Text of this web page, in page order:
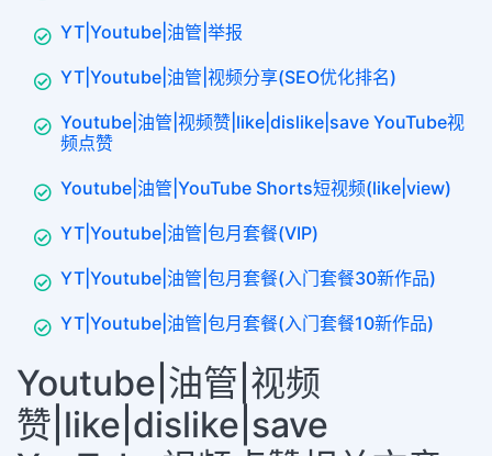
YT|Youtube|油管|举报
YT|Youtube|油管|视频分享(SEO优化排名)
Youtube|油管|视频赞|like|dislike|save YouTube视
频点赞
Youtube|油管|YouTube Shorts短视频(like|view)
YT|Youtube|油管|包月套餐(VIP)
YT|Youtube|油管|包月套餐(入门套餐30新作品)
YT|Youtube|油管|包月套餐(入门套餐10新作品)
Youtube|油管|视频
赞|like|dislike|save